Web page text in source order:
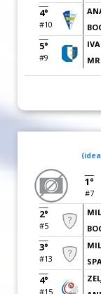
4°
#10
5°
#9
1°
#7
2°
#5
3°
#13
4°
#15